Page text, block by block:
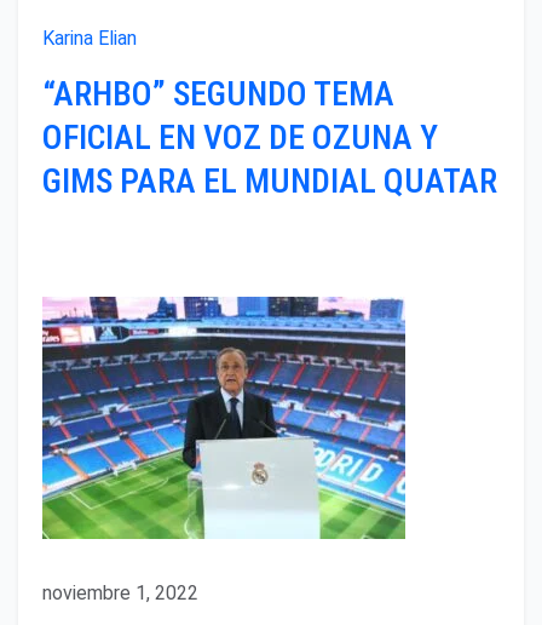
Karina Elian
“ARHBO” SEGUNDO TEMA
OFICIAL EN VOZ DE OZUNA Y
GIMS PARA EL MUNDIAL QUATAR
noviembre 1, 2022